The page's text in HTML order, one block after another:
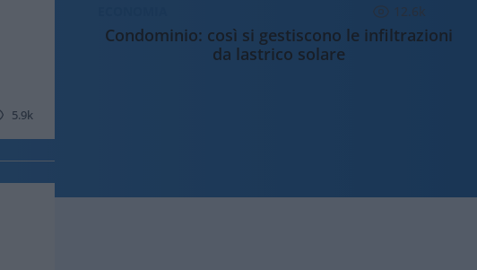
5.9k
12.6k
Condominio: così si gestiscono le infiltrazioni
da lastrico solare